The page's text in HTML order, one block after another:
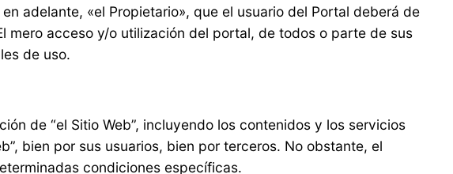
adelante, «el Propietario», que el usuario del Portal deberá de
acceso y/o utilización del portal, de todos o parte de sus
de uso.
de “el Sitio Web”, incluyendo los contenidos y los servicios
bien por sus usuarios, bien por terceros. No obstante, el
condiciones específicas.